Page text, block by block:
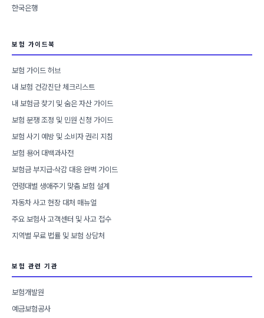
한국은행
보험 가이드북
보험 가이드 허브
내 보험 건강진단 체크리스트
내 보험금 찾기 및 숨은 자산 가이드
보험 분쟁 조정 및 민원 신청 가이드
보험 사기 예방 및 소비자 권리 지침
보험 용어 대백과사전
보험금 부지급·삭감 대응 완벽 가이드
연령대별 생애주기 맞춤 보험 설계
자동차 사고 현장 대처 매뉴얼
주요 보험사 고객센터 및 사고 접수
지역별 무료 법률 및 보험 상담처
보험 관련 기관
보험개발원
예금보험공사